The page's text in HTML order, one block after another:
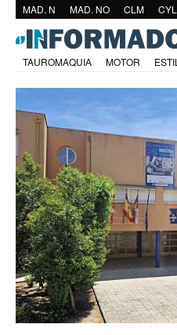
MAD. N MAD. NO CLM CYL
TAUROMAQUIA MOTOR